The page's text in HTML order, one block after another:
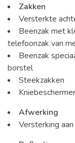
Zakken
Versterkte
Beenzak met
telefoonzak van
Beenzak
borstel
Steekzakken
Afwerking
Versterking